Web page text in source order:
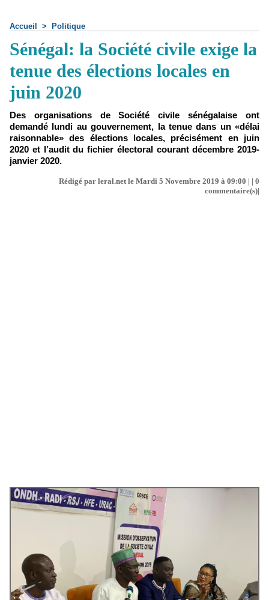
Accueil > Politique
Sénégal: la Société civile exige la
tenue des élections locales en
juin 2020
Des organisations de Société civile sénégalaise ont
demandé lundi au gouvernement, la tenue dans un «délai
raisonnable» des élections locales, précisément en juin
2020 et l’audit du fichier électoral courant décembre 2019-
janvier 2020.
Rédigé par leral.net le Mardi 5 Novembre 2019 à 09:00 | | 0
commentaire(s)|